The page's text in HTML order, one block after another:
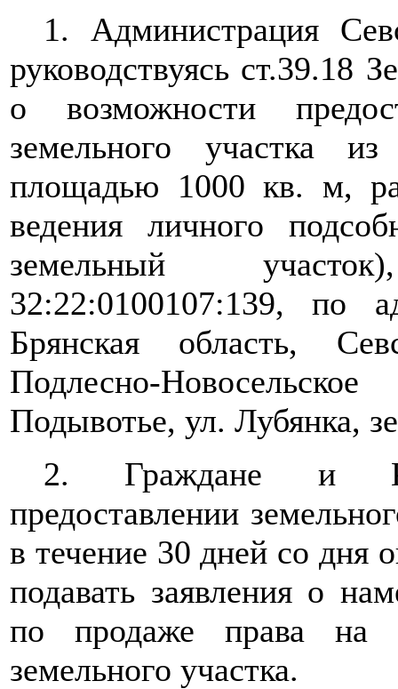
1. Администрация
руководствуясь ст.39.18
о возможности
земельного участка
площадью 1000 кв. м,
ведения личного
земельный
32:22:0100107:139, по
Брянская область,
Подлесно-
Подывотье, ул. Лубянка,
2. Граждане и
предоставлении
в течение 30 дней со дня
подавать заявления о
по продаже права на
земельного участка.